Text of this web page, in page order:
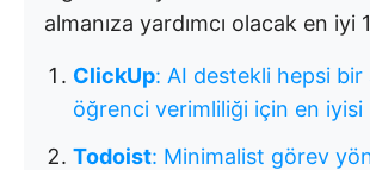
almanıza yardımcı olacak en iyi
ClickUp: AI destekli hepsi bir
öğrenci verimliliği için en iyisi
Todoist: Minimalist görev